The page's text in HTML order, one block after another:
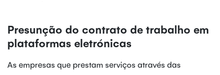
Presunção do contrato de trabalho em
plataformas eletrónicas
As empresas que prestam serviços através das